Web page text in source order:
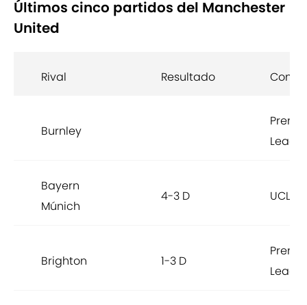
Últimos cinco partidos del Manchester
United
Rival Resultado
Burnley
Bayern
Múnich
4-3 D UCL
Brighton 1-3 D